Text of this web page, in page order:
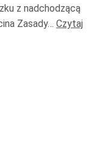
z nadchodzącą
Zasady… Czytaj